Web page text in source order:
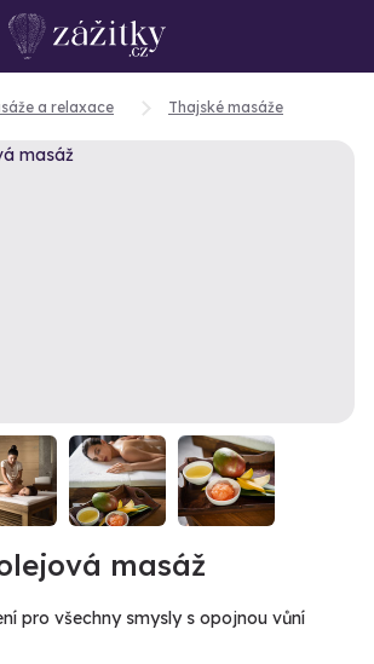
a relaxace Thajské masáže
masáž
pro všechny smysly s opojnou vůní